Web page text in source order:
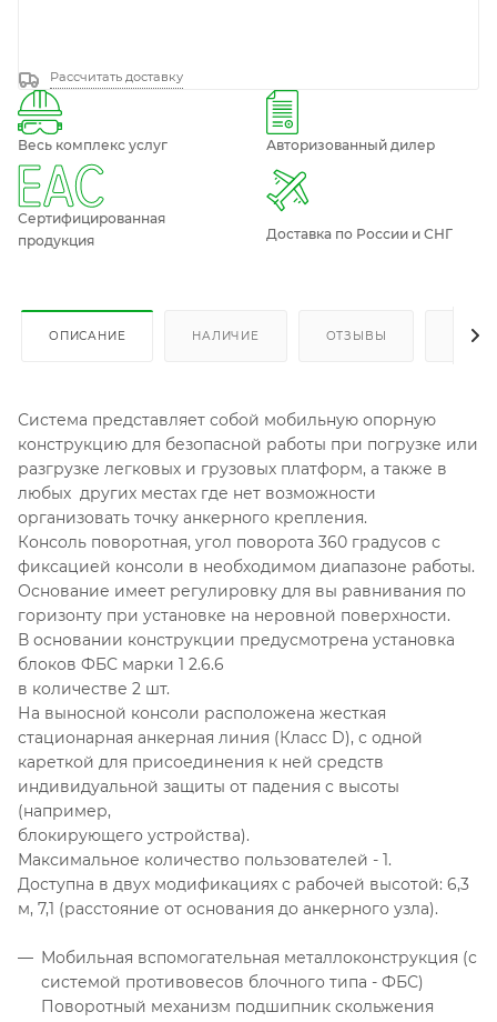
Рассчитать доставку
Весь комплекс услуг Авторизованный дилер
Сертифицированная
продукция
Доставка по России и СНГ
ОПИСАНИЕ НАЛИЧИЕ ОТЗЫВЫ КАК
Система представляет собой мобильную опорную
конструкцию для безопасной работы при погрузке или
разгрузке легковых и грузовых платформ, а также в
любых других местах где нет возможности
организовать точку анкерного крепления.
Консоль поворотная, угол поворота 360 градусов с
фиксацией консоли в необходимом диапазоне работы.
Основание имеет регулировку для вы равнивания по
горизонту при установке на неровной поверхности.
В основании конструкции предусмотрена установка
блоков ФБС марки 1 2.6.6
в количестве 2 шт.
На выносной консоли расположена жесткая
стационарная анкерная линия (Класс D), с одной
кареткой для присоединения к ней средств
индивидуальной защиты от падения с высоты
(например,
блокирующего устройства).
Максимальное количество пользователей - 1.
Доступна в двух модификациях с рабочей высотой: 6,3
м, 7,1 (расстояние от основания до анкерного узла).
Мобильная вспомогательная металлоконструкция (с
системой противовесов блочного типа - ФБС)
Поворотный механизм подшипник скольжения